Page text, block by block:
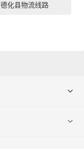
德化县物流线路